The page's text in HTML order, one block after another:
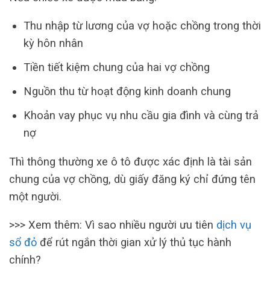
Thu nhập từ lương của vợ hoặc chồng trong thời
kỳ hôn nhân
Tiền tiết kiệm chung của hai vợ chồng
Nguồn thu từ hoạt động kinh doanh chung
Khoản vay phục vụ nhu cầu gia đình và cùng trả
nợ
Thì thông thường xe ô tô được xác định là tài sản
chung của vợ chồng, dù giấy đăng ký chỉ đứng tên
một người.
>>> Xem thêm: Vì sao nhiều người ưu tiên dịch vụ
sổ đỏ để rút ngắn thời gian xử lý thủ tục hành
chính?